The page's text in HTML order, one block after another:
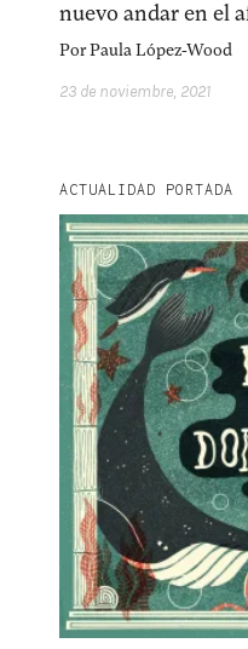
nuevo andar en el
PorPaula López-Wood
23 de noviembre, 2021
ACTUALIDAD PORTADA